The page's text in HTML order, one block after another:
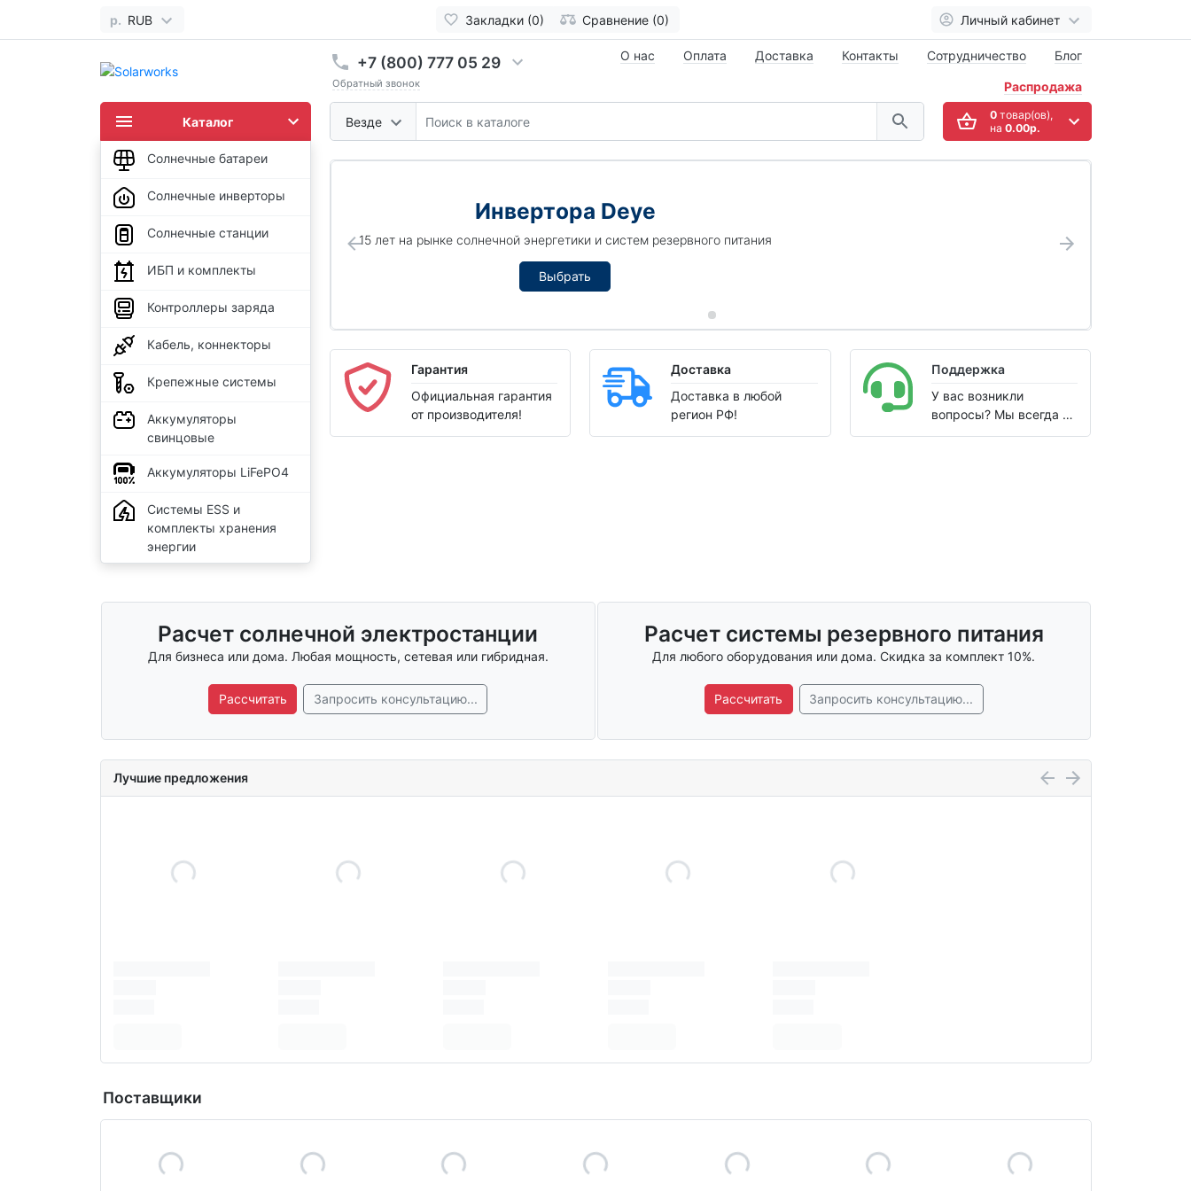
р. RUB Закладки (0) Сравнение (0) Личный кабинет
+7 (800) 777 05 29
Обратный звонок
Везде
О нас Оплата Доставка Контакты Сотрудничество Блог
Распродажа
0товар(ов),
на 0.00р.
Каталог
Солнечные батареи
Солнечные инверторы
Солнечные станции
ИБП и комплекты
Контроллеры заряда
Кабель, коннекторы
Крепежные системы
Аккумуляторы
свинцовые
Аккумуляторы LiFePO4
Системы ESS и
комплекты хранения
энергии
Инвертора Deye
15 лет на рынке солнечной энергетики и систем резервного питания
Выбрать
Гарантия
Официальная гарантия
от производителя!
Доставка
Доставка в любой
регион РФ!
Поддержка
У вас возникли
вопросы? Мы всегда на
связи!
Расчет солнечной электростанции
Для бизнеса или дома. Любая мощность, сетевая или гибридная.
Рассчитать Запросить консультацию...
Расчет системы резервного питания
Для любого оборудования или дома. Скидка за комплект 10%.
Рассчитать Запросить консультацию...
Лучшие предложения
Поставщики